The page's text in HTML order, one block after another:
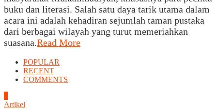
buku dan literasi. Salah satu daya tarik utama dalam
acara ini adalah kehadiran sejumlah taman pustaka
dari berbagai wilayah yang turut memeriahkan
suasana.Read More
POPULAR
RECENT
COMMENTS
Artikel